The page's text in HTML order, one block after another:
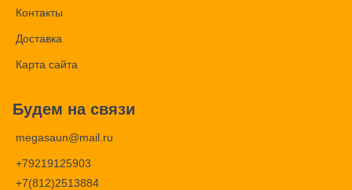
Контакты
Доставка
Карта сайта
Будем на связи
megasaun@mail.ru
+79219125903
+7(812)2513884